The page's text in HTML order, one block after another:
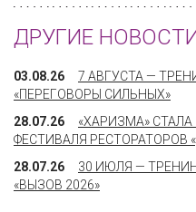
ДРУГИЕ
03.08.26
7 АВГУСТА —
«ПЕРЕГОВОРЫ СИЛЬНЫХ»
28.07.26
«ХАРИЗМА»
ФЕСТИВАЛЯ РЕСТОРАТОРОВ
28.07.26
30 ИЮЛЯ —
«ВЫЗОВ 2026»